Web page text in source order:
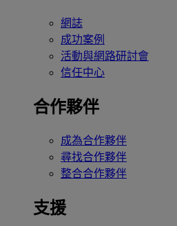
網誌
成功案例
活動與網路研討會
信任中心
合作夥伴
成為合作夥伴
尋找合作夥伴
整合合作夥伴
支援